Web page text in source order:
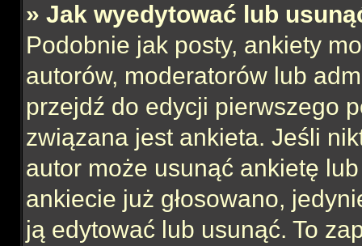
» Jak wyedytować lub
Podobnie jak posty, ankiety
autorów, moderatorów lub
przejdź do edycji pierwszego
związana jest ankieta. Jeśli
autor może usunąć ankietę
ankiecie już głosowano,
ją edytować lub usunąć. To